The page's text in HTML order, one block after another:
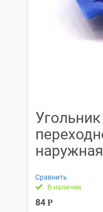
наружная
Сравнить
В наличии
84 Р